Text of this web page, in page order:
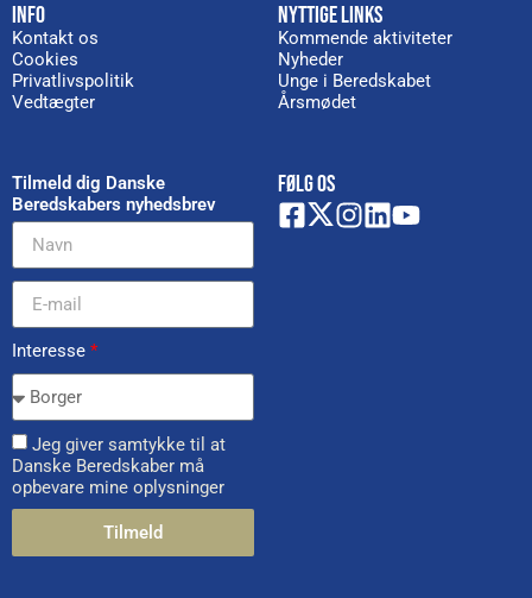
INFO
Kontakt os
Cookies
Privatlivspolitik
Vedtægter
NYTTIGE LINKS
Kommende aktiviteter
Nyheder
Unge i Beredskabet
Årsmødet
Tilmeld dig Danske
Beredskabers nyhedsbrev
Interesse *
Jeg giver samtykke til at
Danske Beredskaber må
opbevare mine oplysninger
Tilmeld
FØLG OS